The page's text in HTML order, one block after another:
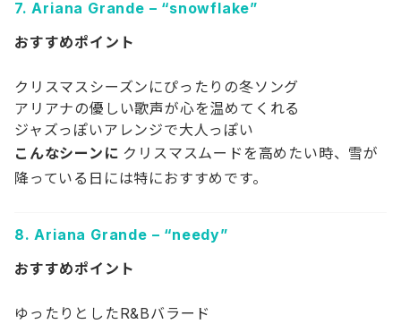
7. Ariana Grande – “snowflake”
おすすめポイント
クリスマスシーズンにぴったりの冬ソング
アリアナの優しい歌声が心を温めてくれる
ジャズっぽいアレンジで大人っぽい
こんなシーンに クリスマスムードを高めたい時、雪が
降っている日には特におすすめです。
8. Ariana Grande – “needy”
おすすめポイント
ゆったりとしたR&Bバラード